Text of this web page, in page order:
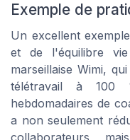
Exemple de
Un excellent
et de l'équilibre
marseillaise Wimi,
télétravail à 100
hebdomadaires de
a non seulement
collaborateurs,